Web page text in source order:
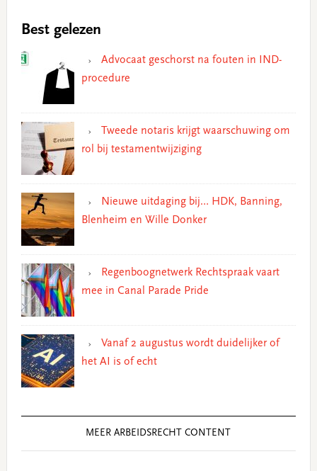
Best gelezen
Advocaat geschorst na fouten in IND-
procedure
Tweede notaris krijgt waarschuwing om
rol bij testamentwijziging
Nieuwe uitdaging bij… HDK, Banning,
Blenheim en Wille Donker
Regenboognetwerk Rechtspraak vaart
mee in Canal Parade Pride
Vanaf 2 augustus wordt duidelijker of
het AI is of echt
MEER ARBEIDSRECHT CONTENT